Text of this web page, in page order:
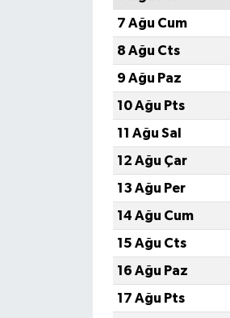
7 Ağu Cum
8 Ağu Cts
9 Ağu Paz
10 Ağu Pts
11 Ağu Sal
12 Ağu Çar
13 Ağu Per
14 Ağu Cum
15 Ağu Cts
16 Ağu Paz
17 Ağu Pts